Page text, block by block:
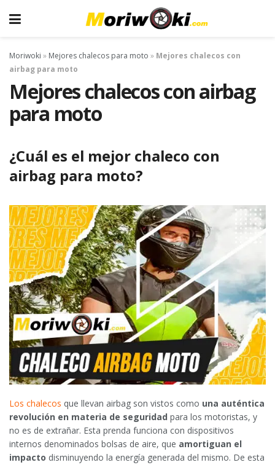
Moriwoki » Mejores chalecos para moto » Mejores chalecos con
airbag para moto
Mejores chalecos con airbag
para moto
¿Cuál es el mejor chaleco con
airbag para moto?
Los chalecos que llevan airbag son vistos como una auténtica
revolución en materia de seguridad para los motoristas, y
no es de extrañar. Esta prenda funciona con dispositivos
internos denominados bolsas de aire, que amortiguan el
impacto disminuyendo la energía generada del mismo. De esta